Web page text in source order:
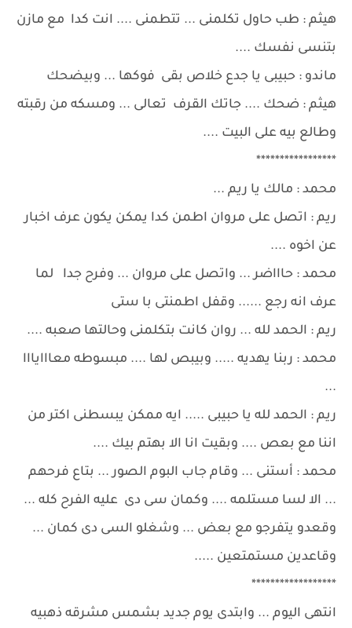
هيثم : طب حاول تكلمنى ... تتطمنى .... انت كدا مع مازن
بتنسى نفسك ....
ماندو : حبيبى يا جدع خلاص بقى فوكها ... وبيضحك
هيثم : ضحك .... جاتك القرف تعالى ... ومسكه من رقبته
وطالع بيه على البيت ....
*****************
محمد : مالك يا ريم ...
ريم : اتصل على مروان اطمن كدا يمكن يكون عرف اخبار
عن اخوه ....
محمد : حاااضر ... واتصل على مروان ... وفرح جدا لما
عرف انه رجع ...... وقفل اطمنتى با ستى
ريم : الحمد لله ... روان كانت بتكلمنى وحالتها صعبه ....
محمد : ربنا يهديه ..... وبيبص لها .... مبسوطه معااايااا
...
ريم : الحمد لله يا حبيبى ..... ايه ممكن يبسطنى اكتر من
اننا مع بعص .... وبقيت انا الا بهتم بيك ....
محمد : أستنى ... وقام جاب البوم الصور ... بتاع فرحهم
... الا لسا مستلمه .... وكمان سى دى عليه الفرح كله ...
وقعدو يتفرجو مع بعض ... وشغلو السى دى كمان ...
وقاعدين مستمتعين .....
******************
انتهى اليوم ... وابتدى يوم جديد بشمس مشرقه ذهبيه